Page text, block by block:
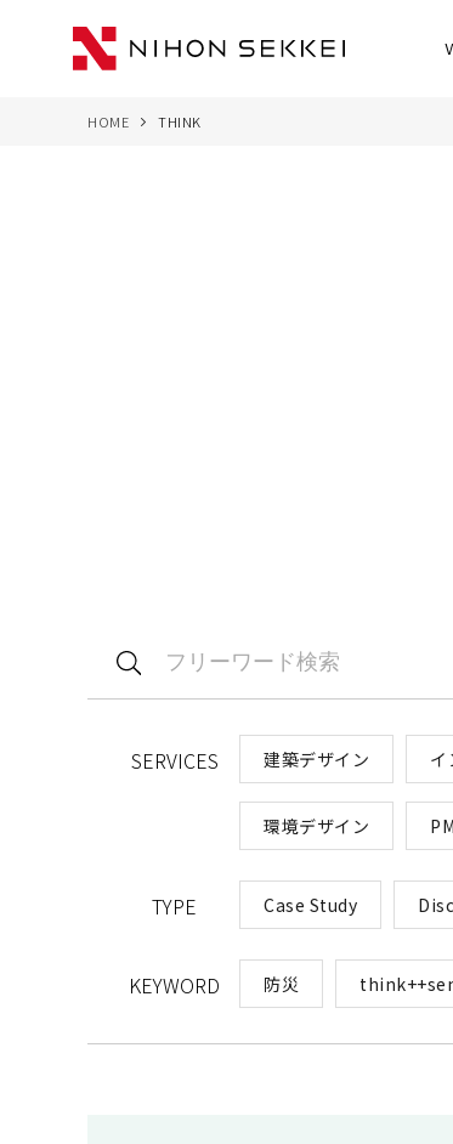
HOME THINK
SERVICES 建築デザイン イ
環境デザイン
TYPE Case Study
KEYWORD 防災